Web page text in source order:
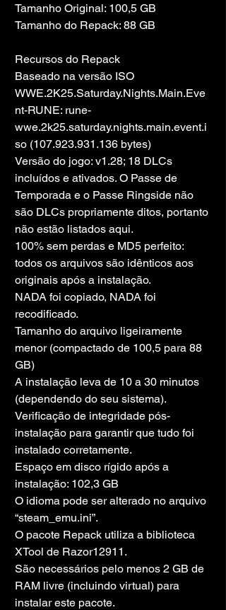
Tamanho Original: 100,5 GB
Tamanho do Repack: 88 GB
Recursos do Repack
Baseado na versão ISO
WWE.2K25.Saturday.Nights.Main.Eve
nt-RUNE: rune-
wwe.2k25.saturday.nights.main.event.i
so (107.923.931.136 bytes)
Versão do jogo: v1.28; 18 DLCs
incluídos e ativados. O Passe de
Temporada e o Passe Ringside não
são DLCs propriamente ditos, portanto
não estão listados aqui.
100% sem perdas e MD5 perfeito:
todos os arquivos são idênticos aos
originais após a instalação.
NADA foi copiado, NADA foi
recodificado.
Tamanho do arquivo ligeiramente
menor (compactado de 100,5 para 88
GB)
A instalação leva de 10 a 30 minutos
(dependendo do seu sistema).
Verificação de integridade pós-
instalação para garantir que tudo foi
instalado corretamente.
Espaço em disco rígido após a
instalação: 102,3 GB
O idioma pode ser alterado no arquivo
“steam_emu.ini”.
O pacote Repack utiliza a biblioteca
XTool de Razor12911.
São necessários pelo menos 2 GB de
RAM livre (incluindo virtual) para
instalar este pacote.